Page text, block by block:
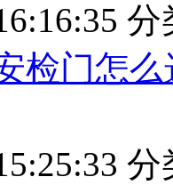
分
检门怎
分